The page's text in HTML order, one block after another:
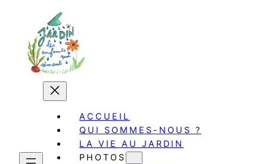
contenu
ACCUEIL
QUI SOMMES-NOUS ?
LA VIE AU JARDIN
PHOTOS